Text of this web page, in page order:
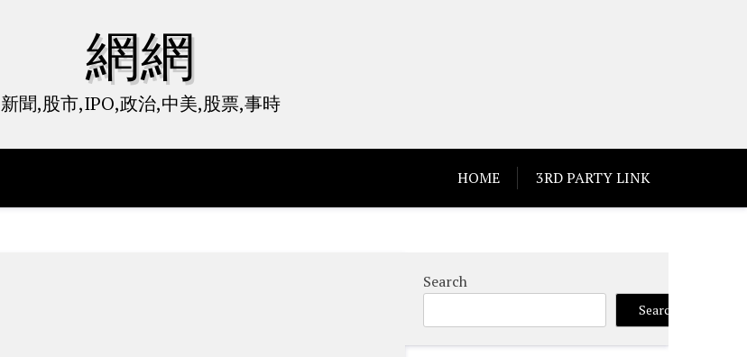
網網
新聞,股市,IPO,政治,中美,股票,事時
HOME 3RD PARTY LINK
Search
Search